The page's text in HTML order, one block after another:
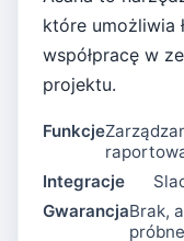
które umożliwia
współpracę w
projektu.
Funkcje
Integracje
GwarancjaBrak,